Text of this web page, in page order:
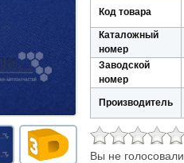
Код товара
Каталожный
номер
Заводской
номер
Производитель
Вы не голосовали